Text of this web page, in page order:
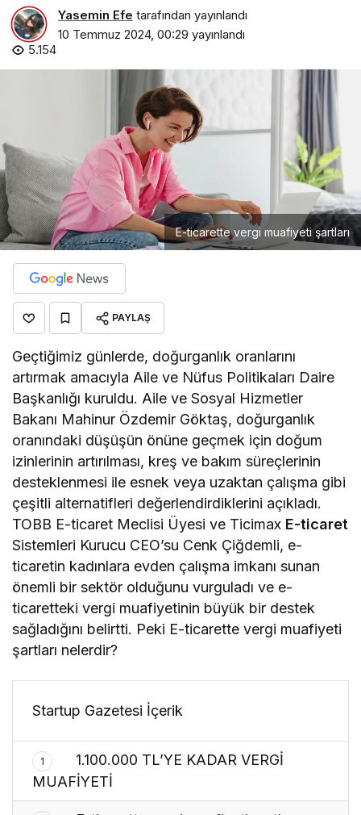
Yasemin Efe tarafından yayınlandı
10 Temmuz 2024, 00:29 yayınlandı
5.154
E-ticarette vergi muafiyeti şartları
PAYLAŞ
Geçtiğimiz günlerde, doğurganlık oranlarını
artırmak amacıyla Aile ve Nüfus Politikaları Daire
Başkanlığı kuruldu. Aile ve Sosyal Hizmetler
Bakanı Mahinur Özdemir Göktaş, doğurganlık
oranındaki düşüşün önüne geçmek için doğum
izinlerinin artırılması, kreş ve bakım süreçlerinin
desteklenmesi ile esnek veya uzaktan çalışma gibi
çeşitli alternatifleri değerlendirdiklerini açıkladı.
TOBB E-ticaret Meclisi Üyesi ve Ticimax E-ticaret
Sistemleri Kurucu CEO’su Cenk Çiğdemli, e-
ticaretin kadınlara evden çalışma imkanı sunan
önemli bir sektör olduğunu vurguladı ve e-
ticaretteki vergi muafiyetinin büyük bir destek
sağladığını belirtti. Peki E-ticarette vergi muafiyeti
şartları nelerdir?
Startup Gazetesi İçerik
1
1.100.000 TL’YE KADAR VERGİ
MUAFİYETİ